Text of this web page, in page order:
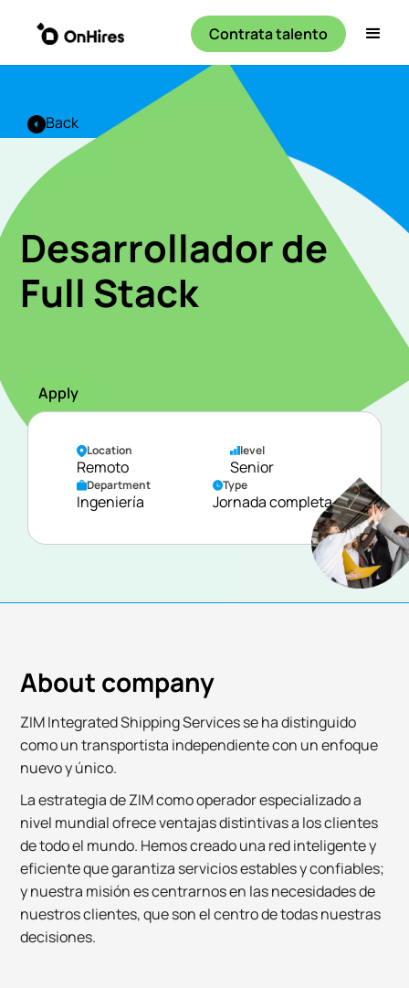
Contrata talento
Back
Desarrollador de
Full Stack
Apply
Location
Remoto
level
Senior
Department
Ingeniería
Type
Jornada completa
About company
ZIM Integrated Shipping Services se ha distinguido
como un transportista independiente con un enfoque
nuevo y único.
La estrategia de ZIM como operador especializado a
nivel mundial ofrece ventajas distintivas a los clientes
de todo el mundo. Hemos creado una red inteligente y
eficiente que garantiza servicios estables y confiables;
y nuestra misión es centrarnos en las necesidades de
nuestros clientes, que son el centro de todas nuestras
decisiones.